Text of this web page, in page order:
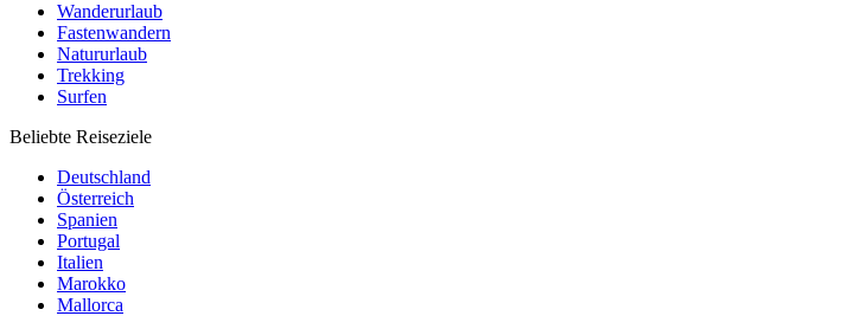
Wanderurlaub
Fastenwandern
Natururlaub
Trekking
Surfen
Beliebte Reiseziele
Deutschland
Österreich
Spanien
Portugal
Italien
Marokko
Mallorca